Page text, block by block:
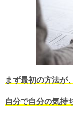
まず最初の方法が、
自分で自分の気持